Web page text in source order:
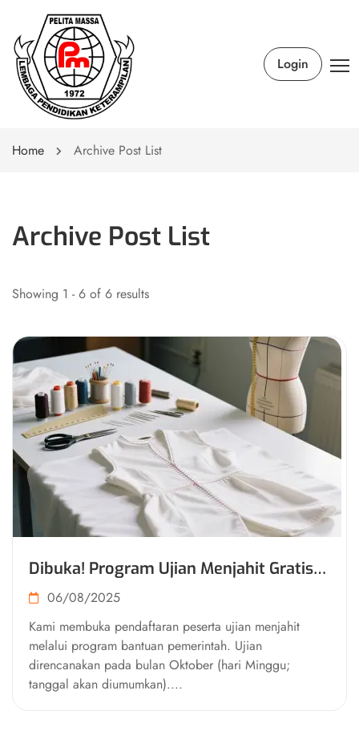
Login
Home Archive Post List
Archive Post List
Showing 1 - 6 of 6 results
Dibuka! Program Ujian Menjahit Gratis
di LKP Pelita Massa Bandung (Kuota 50
Peserta)
06/08/2025
Kami membuka pendaftaran peserta ujian menjahit
melalui program bantuan pemerintah. Ujian
direncanakan pada bulan Oktober (hari Minggu;
tanggal akan diumumkan)....